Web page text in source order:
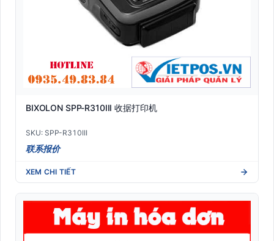
BIXOLON SPP-R310III 收据打印机
SKU: SPP-R310III
联系报价
XEM CHI TIẾT